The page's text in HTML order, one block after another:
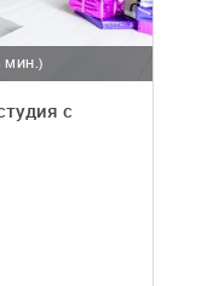
МИН.)
с